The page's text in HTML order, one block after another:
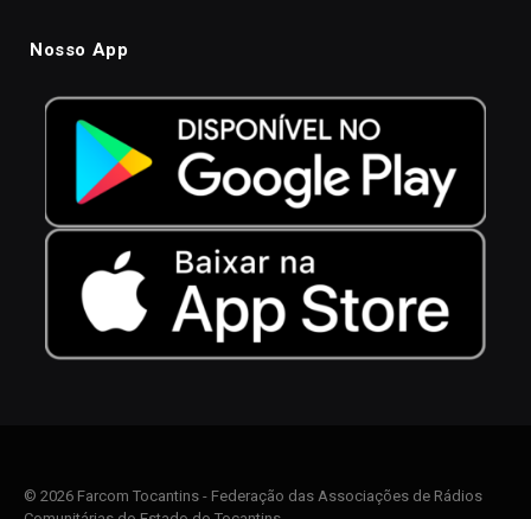
Nosso App
© 2026 Farcom Tocantins - Federação das Associações de Rádios